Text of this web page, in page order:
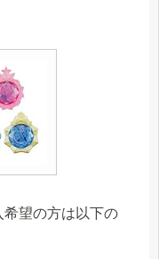
希望の方は以下の